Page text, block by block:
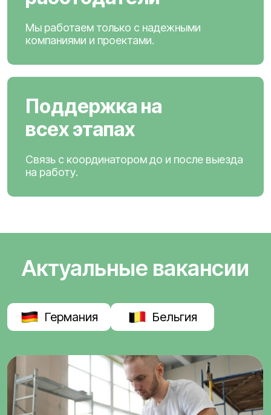
Мы работаем только с надежными
компаниями и проектами.
Поддержка на
всех этапах
Связь с координатором до и после выезда
на работу.
Актуальные вакансии
Германия Бельгия